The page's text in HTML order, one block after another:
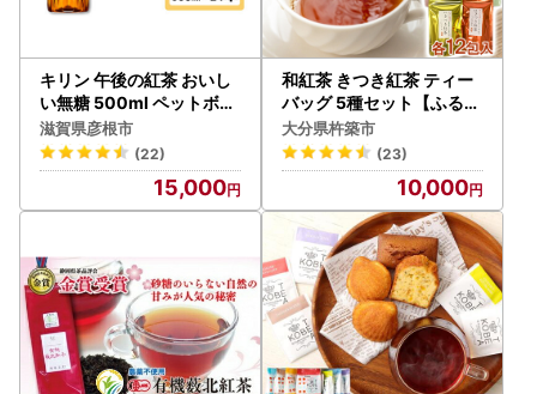
キリン 午後の紅茶 おいし
い無糖 500ml ペットボト
ル × 24本 1ケース 紅茶
滋賀県彦根市
(22)
15,000
和紅茶 きつき紅茶 ティー
バッグ 5種セット【ふるさ
と産業館】 国産 べにふう
き 桜 ハーブ レモン 飲み比
べ 受賞 ヌン活 癒し リラッ
クス 九州 大分県 ＜106-0
01＞
大分県杵築市
(23)
10,000